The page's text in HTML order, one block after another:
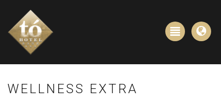
WELLNESS EXTRA